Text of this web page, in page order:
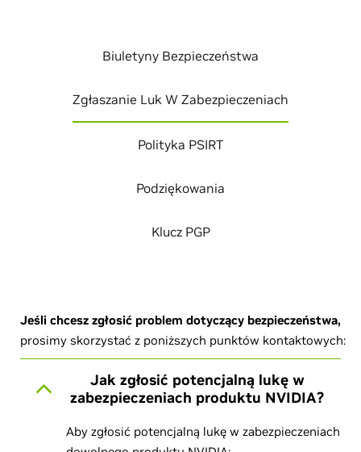
Biuletyny Bezpieczeństwa
Zgłaszanie Luk W Zabezpieczeniach
Polityka PSIRT
Podziękowania
Klucz PGP
Jeśli chcesz zgłosić problem dotyczący bezpieczeństwa,
prosimy skorzystać z poniższych punktów kontaktowych:
Jak zgłosić potencjalną lukę w
zabezpieczeniach produktu NVIDIA?
Aby zgłosić potencjalną lukę w zabezpieczeniach